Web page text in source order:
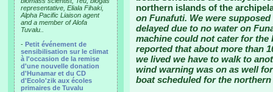
representative, Eliala Fihaki,
Alpha Pacific Liaison agent
and a member of Alofa
Tuvalu..
- Petit événement de
sensibilisation sur le climat
à l'occasion de la remise
d'une nouvelle donation
d'Hunamar et du CD
d'Ecolo'zik aux écoles
primaires de Tuvalu
northern islands of the
on Funafuti. We were
delayed due to no water on
machine could not cater for the
reported that about more than
we lived we have to walk to
wind warning was on as well
boat scheduled for the